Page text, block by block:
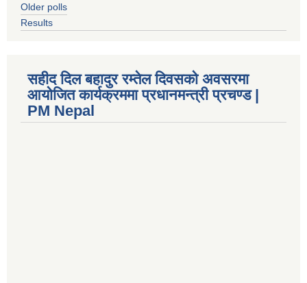
Older polls
Results
सहीद दिल बहादुर रम्तेल दिवसको अवसरमा
आयोजित कार्यक्रममा प्रधानमन्त्री प्रचण्ड |
PM Nepal